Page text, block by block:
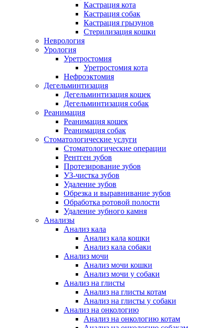
Кастрация кота
Кастрация собак
Кастрация грызунов
Стерилизация кошки
Неврология
Урология
Уретростомия
Уретростомия кота
Нефроэктомия
Дегельминтизация
Дегельминтизация кошек
Дегельминтизация собак
Реанимация
Реанимация кошек
Реанимация собак
Стоматологические услуги
Стоматологические операции
Рентген зубов
Протезирование зубов
УЗ-чистка зубов
Удаление зубов
Обрезка и выравнивание зубов
Обработка ротовой полости
Удаление зубного камня
Анализы
Анализ кала
Анализ кала кошки
Анализ кала собаки
Анализ мочи
Анализ мочи кошки
Анализ мочи у собаки
Анализ на глисты
Анализ на глисты котам
Анализ на глисты у собаки
Анализ на онкологию
Анализ на онкологию котам